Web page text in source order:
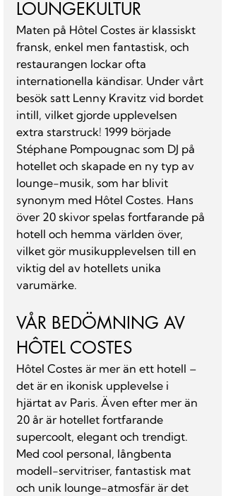
LOUNGEKULTUR
Maten på Hôtel Costes är klassiskt
fransk, enkel men fantastisk, och
restaurangen lockar ofta
internationella kändisar. Under vårt
besök satt Lenny Kravitz vid bordet
intill, vilket gjorde upplevelsen
extra starstruck! 1999 började
Stéphane Pompougnac som DJ på
hotellet och skapade en ny typ av
lounge-musik, som har blivit
synonym med Hôtel Costes. Hans
över 20 skivor spelas fortfarande på
hotell och hemma världen över,
vilket gör musikupplevelsen till en
viktig del av hotellets unika
varumärke.
VÅR BEDÖMNING AV
HÔTEL COSTES
Hôtel Costes är mer än ett hotell –
det är en ikonisk upplevelse i
hjärtat av Paris. Även efter mer än
20 år är hotellet fortfarande
supercoolt, elegant och trendigt.
Med cool personal, långbenta
modell-servitriser, fantastisk mat
och unik lounge-atmosfär är det